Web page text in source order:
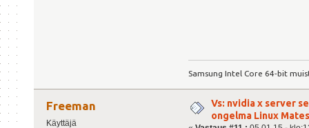
Samsung Intel Core 64-bit
Freeman
Käyttäjä
Vs: nvidia x server
ongelma Linux